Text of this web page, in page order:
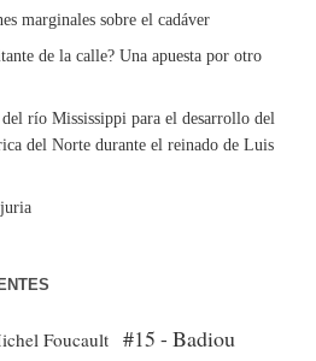
marginales sobre el cadáver
de la calle? Una apuesta por otro
río Mississippi para el desarrollo del
del Norte durante el reinado de Luis
Foucault #15 - Badiou